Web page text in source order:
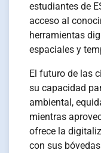
estudiantes de
acceso al
herramientas
espaciales y
El futuro de las
su capacidad
ambiental,
mientras
ofrece la
con sus